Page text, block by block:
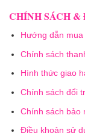
CHÍNH SÁCH
Hướng dẫn mua
Chính sách
Hình thức giao
Chính sách đổi
Chính sách bảo
Điều khoản sử